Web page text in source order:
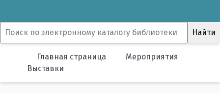
Главная страница
Мероприятия
Выставки